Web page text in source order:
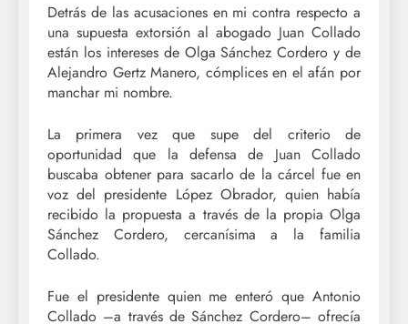
Detrás de las acusaciones en mi contra respecto a
una supuesta extorsión al abogado Juan Collado
están los intereses de Olga Sánchez Cordero y de
Alejandro Gertz Manero, cómplices en el afán por
manchar mi nombre.
La primera vez que supe del criterio de
oportunidad que la defensa de Juan Collado
buscaba obtener para sacarlo de la cárcel fue en
voz del presidente López Obrador, quien había
recibido la propuesta a través de la propia Olga
Sánchez Cordero, cercanísima a la familia
Collado.
Fue el presidente quien me enteró que Antonio
Collado –a través de Sánchez Cordero– ofrecía